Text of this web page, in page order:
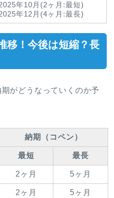
年10月(2ヶ月:最短)
年12月(4ヶ月:最長)
移！今後は短縮？長
がどうなっていくのか予
納期（コペン）
最短 最長
2ヶ月 5ヶ月
2ヶ月 5ヶ月